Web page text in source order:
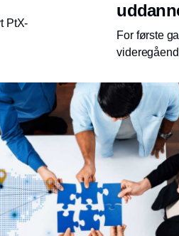
PtX-
For første
omstilling.
landets
arbejder
uddannelsen.